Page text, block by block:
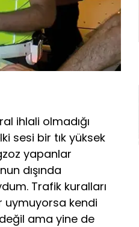
ihlali olmadığı
sesi bir tık yüksek
yapanlar
dışında
Trafik kuralları
uymuyorsa kendi
değil ama yine de